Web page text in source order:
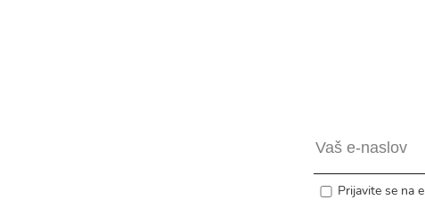
Prijavite se na